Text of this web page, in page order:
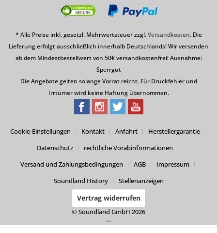
* Alle Preise inkl. gesetzl. Mehrwertsteuer zzgl.Versandkosten. Die
Lieferung erfolgt ausschließlich innerhalb Deutschlands! Wir versenden
ab dem Mindestbestellwert von 50€ versandkostenfrei! Ausnahme:
Sperrgut
Die Angebote gelten solange Vorrat reicht. Für Druckfehler und
Irrtümer wird keine Haftung übernommen.
Cookie-Einstellungen Kontakt Anfahrt
Herstellergarantie
Datenschutz
rechtliche Vorabinformationen
Versand und Zahlungsbedingungen
AGB
Impressum
Soundland History
Stellenanzeigen
Vertrag widerrufen
© Soundland GmbH 2026
---